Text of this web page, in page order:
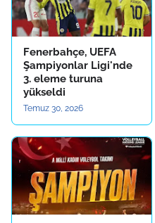
Fenerbahçe, UEFA
Şampiyonlar Ligi'nde
3. eleme turuna
yükseldi
Temuz 30, 2026